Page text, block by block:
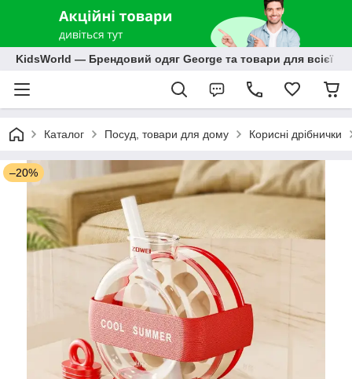
KidsWorld — Брендовий одяг George та товари для всієї
Каталог Посуд, товари для дому Корисні дрібнички
–20%